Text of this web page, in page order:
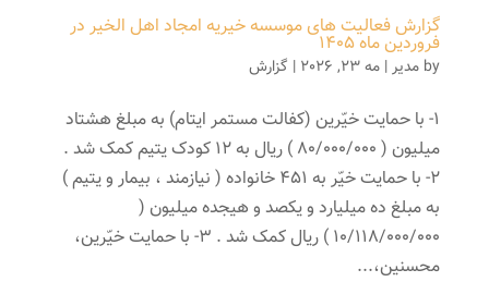
گزارش فعالیت های موسسه خیریه امجاد اهل الخیر در
فروردین ماه 1405
by مدیر| مه 23, 2026 | گزارش
1- با حمایت خیّرین (کفالت مستمر ایتام) به مبلغ هشتاد
میلیون ( 80/000/000 ) ریال به 12 کودک یتیم کمک شد .
2- با حمایت خیّر به 451 خانواده ( نیازمند ، بیمار و يتيم )
به مبلغ ده میلیارد و يكصد و هیجده میلیون (
10/118/000/000 ) ریال کمک شد . 3- با حمایت خیّرین،
محسنین،...